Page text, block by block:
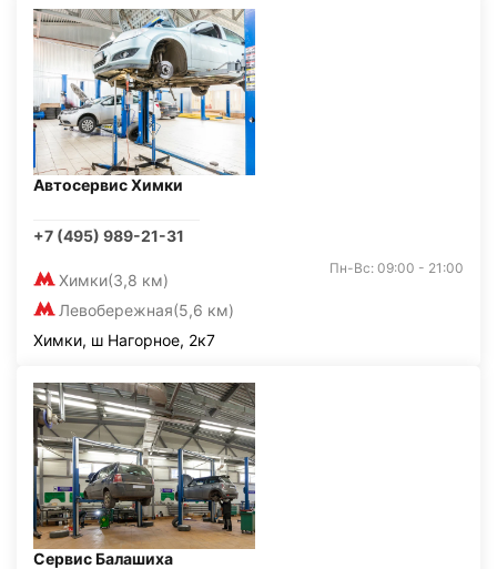
Автосервис Химки
+7 (495) 989-21-31
Химки(3,8 км)
Левобережная(5,6 км)
Пн-Вс: 09:00 - 21:00
Химки, ш Нагорное, 2к7
Сервис Балашиха